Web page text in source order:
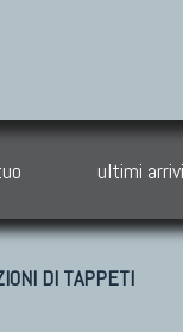
ultimi arrivi
DI TAPPETI